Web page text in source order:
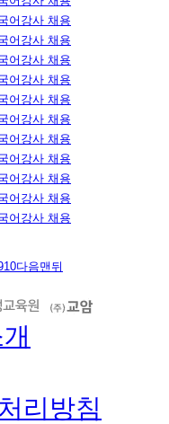
어강사 채용
어강사 채용
어강사 채용
어강사 채용
어강사 채용
어강사 채용
어강사 채용
어강사 채용
어강사 채용
어강사 채용
어강사 채용
10다음맨뒤
리방침